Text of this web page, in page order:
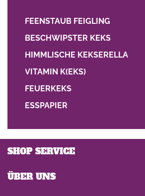
FEENSTAUB FEIGLING
BESCHWIPSTER KEKS
HIMMLISCHE KEKSERELLA
VITAMIN K(EKS)
FEUERKEKS
ESSPAPIER
SHOP SERVICE
ÜBER UNS